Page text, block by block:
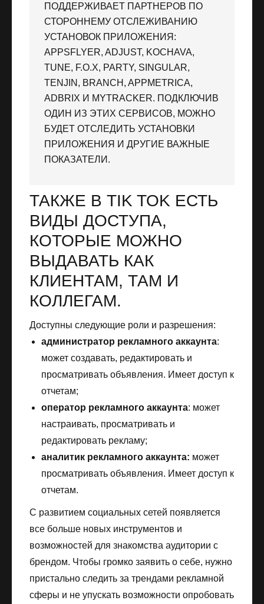
ПОДДЕРЖИВАЕТ ПАРТНЕРОВ ПО
СТОРОННЕМУ ОТСЛЕЖИВАНИЮ
УСТАНОВОК ПРИЛОЖЕНИЯ:
APPSFLYER, ADJUST, KOCHAVA,
TUNE, F.O.X, PARTY, SINGULAR,
TENJIN, BRANCH, APPMETRICA,
ADBRIX И MYTRACKER. ПОДКЛЮЧИВ
ОДИН ИЗ ЭТИХ СЕРВИСОВ, МОЖНО
БУДЕТ ОТСЛЕДИТЬ УСТАНОВКИ
ПРИЛОЖЕНИЯ И ДРУГИЕ ВАЖНЫЕ
ПОКАЗАТЕЛИ.
ТАКЖЕ В TIK TOK ЕСТЬ
ВИДЫ ДОСТУПА,
КОТОРЫЕ МОЖНО
ВЫДАВАТЬ КАК
КЛИЕНТАМ, ТАМ И
КОЛЛЕГАМ.
Доступны следующие роли и разрешения:
администратор рекламного аккаунта:
может создавать, редактировать и
просматривать объявления. Имеет доступ к
отчетам;
оператор рекламного аккаунта: может
настраивать, просматривать и
редактировать рекламу;
аналитик рекламного аккаунта: может
просматривать объявления. Имеет доступ к
отчетам.
С развитием социальных сетей появляется
все больше новых инструментов и
возможностей для знакомства аудитории с
брендом. Чтобы громко заявить о себе, нужно
пристально следить за трендами рекламной
сферы и не упускать возможности опробовать